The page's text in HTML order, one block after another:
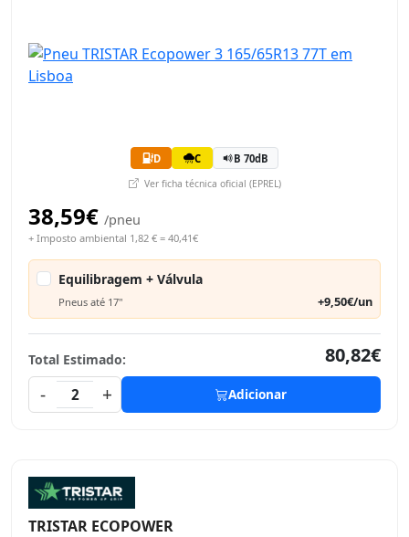
D C B 70dB
Ver ficha técnica oficial (EPREL)
38,59€ /pneu
+ Imposto ambiental 1,82 € = 40,41€
Equilibragem + Válvula
Pneus até 17" +9,50€/un
Total Estimado:
80,82€
-
2 + Adicionar
TRISTAR ECOPOWER